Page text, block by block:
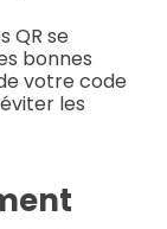
QR se
bonnes
votre code
les